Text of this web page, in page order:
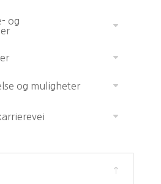
og
og muligheter